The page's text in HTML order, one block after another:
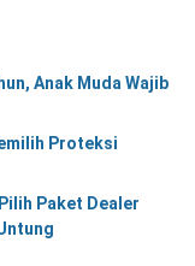
Anak Muda Wajib
Proteksi
Paket Dealer